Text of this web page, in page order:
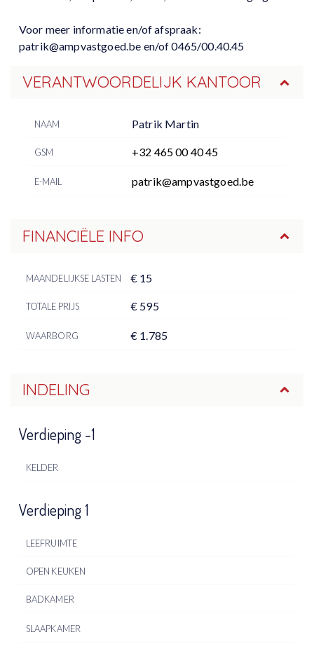
Voor meer informatie en/of afspraak:
patrik@ampvastgoed.be en/of 0465/00.40.45
VERANTWOORDELIJK KANTOOR
NAAM Patrik Martin
GSM +32 465 00 40 45
E-MAIL patrik@ampvastgoed.be
FINANCIËLE INFO
MAANDELIJKSE LASTEN € 15
TOTALE PRIJS € 595
WAARBORG € 1.785
INDELING
Verdieping -1
KELDER
Verdieping 1
LEEFRUIMTE
OPEN KEUKEN
BADKAMER
SLAAPKAMER